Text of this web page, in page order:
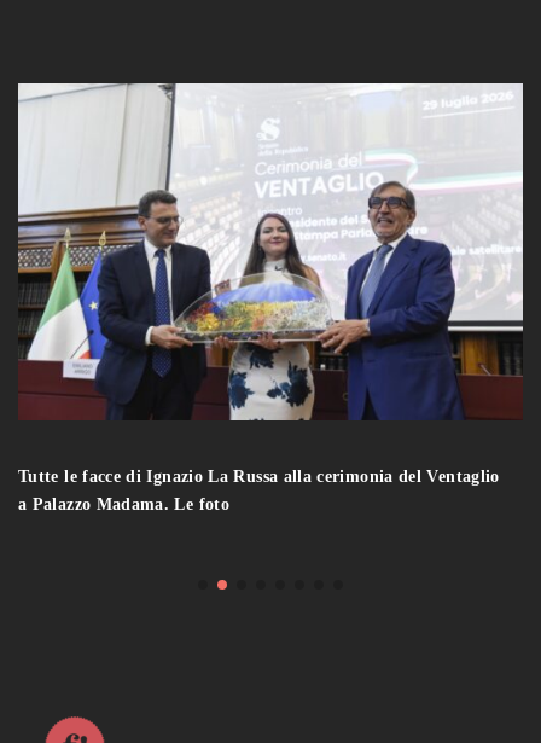
Tutte le facce di Ignazio La Russa alla cerimonia del Ventaglio
a Palazzo Madama. Le foto